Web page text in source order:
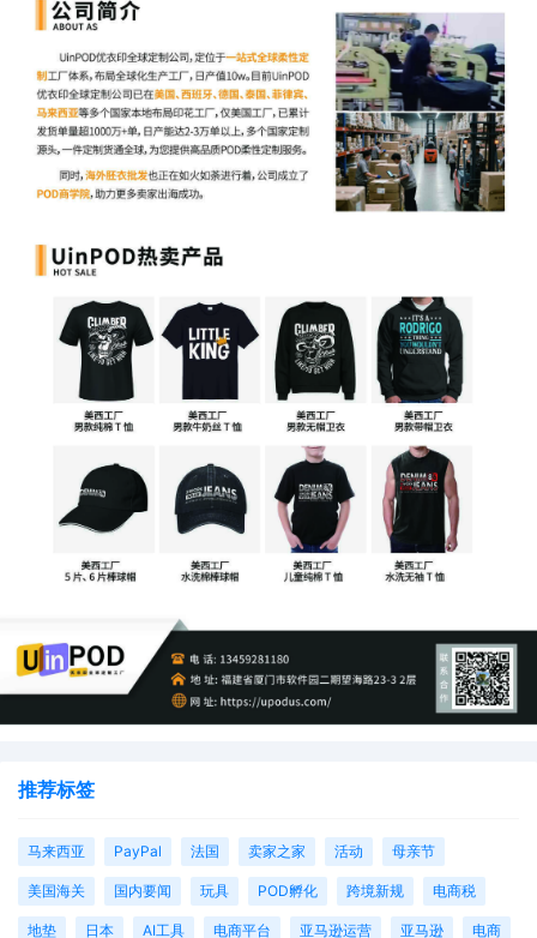
精灵的「带货分析」界面中，切换至“列表模式/大图模式”，进行深
1. 列表模式分析：识别数据稳定性与水分
这是验证达人带货能力最核心的一步。在列表模式下，可以查看到
达人每一个带货产品的详细数据列表。
判断流量稳定性：
点击产品后的“关联视频数”（如显示“10
个”），查看所有推广视频的数据。如果仅有一条视频数据爆
发，其余视频表现平平，则表明该达人的流量极不稳定。
达人应能持续产出数据均衡的带货视频，这才是可靠的合作对
象。
：重点关注“平均互动率”。一个
健康账号的视频互动率通常维持在3%左右。若长期低于此数
值，则可能意味着数据存在水分或粉丝活跃度低，需警惕。
举个例子，下图是某达人带货产品的“关联视频列表”，其中仅有1条
播放量1.6M的爆款，其余带货视频播放量都在1000左右，同时互动
慎选择。
2. 评论区洞察：获取用户真实反馈
推荐标签
马来西亚 PayPal 法国 卖家之家 活动 母亲节
美国海关 国内要闻 玩具 POD孵化 跨境新规 电商税
地垫 日本 AI工具 电商平台 亚马逊运营 亚马逊 电商